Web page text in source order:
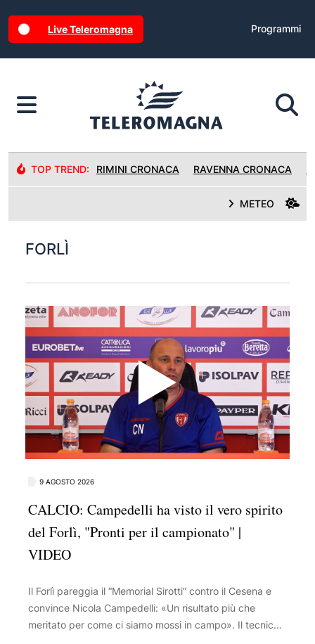
Live Teleromagna Programmi
TOP TREND: RIMINI CRONACA RAVENNA CRONACA
METEO
FORLÌ
9 AGOSTO 2026
CALCIO: Campedelli ha visto il vero spirito
del Forlì, "Pronti per il campionato" |
VIDEO
Il Forlì pareggia il “Memorial Sirotti” contro il Cesena e
convince Nicola Campedelli: «Un risultato più che
meritato per come ci siamo mossi in campo». Il tecnico